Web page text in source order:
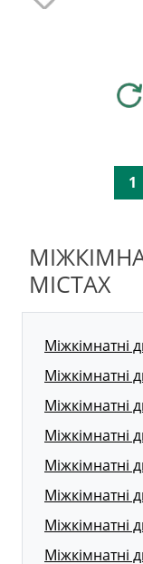
1
МІСТАХ
Міжкімнатні
Міжкімнатні
Міжкімнатні
Міжкімнатні
Міжкімнатні
Міжкімнатні
Міжкімнатні
Міжкімнатні